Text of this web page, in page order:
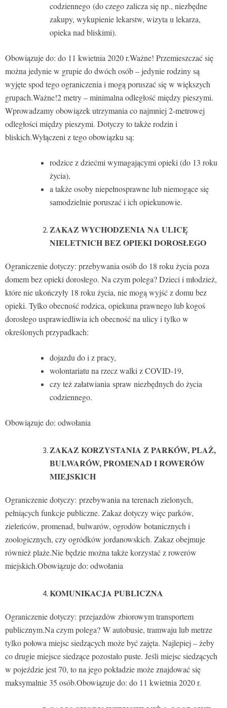
codziennego (do czego zalicza się np., niezbędne
zakupy, wykupienie lekarstw, wizyta u lekarza,
opieka nad bliskimi).
Obowiązuje do: do 11 kwietnia 2020 r.Ważne! Przemieszczać się
można jedynie w grupie do dwóch osób – jedynie rodziny są
wyjęte spod tego ograniczenia i mogą poruszać się w większych
grupach.Ważne!2 metry – minimalna odległość między pieszymi.
Wprowadzamy obowiązek utrzymania co najmniej 2-metrowej
odległości między pieszymi. Dotyczy to także rodzin i
bliskich.Wyłączeni z tego obowiązku są:
rodzice z dziećmi wymagającymi opieki (do 13 roku
życia),
a także osoby niepełnosprawne lub niemogące się
samodzielnie poruszać i ich opiekunowie.
ZAKAZ WYCHODZENIA NA ULICĘ
NIELETNICH BEZ OPIEKI DOROSŁEGO
Ograniczenie dotyczy: przebywania osób do 18 roku życia poza
domem bez opieki dorosłego. Na czym polega? Dzieci i młodzież,
które nie ukończyły 18 roku życia, nie mogą wyjść z domu bez
opieki. Tylko obecność rodzica, opiekuna prawnego lub kogoś
dorosłego usprawiedliwia ich obecność na ulicy i tylko w
określonych przypadkach:
dojazdu do i z pracy,
wolontariatu na rzecz walki z COVID-19,
czy też załatwiania spraw niezbędnych do życia
codziennego.
Obowiązuje do: odwołania
ZAKAZ KORZYSTANIA Z PARKÓW, PLAŻ,
BULWARÓW, PROMENAD I ROWERÓW
MIEJSKICH
Ograniczenie dotyczy: przebywania na terenach zielonych,
pełniących funkcje publiczne. Zakaz dotyczy więc parków,
zieleńców, promenad, bulwarów, ogrodów botanicznych i
zoologicznych, czy ogródków jordanowskich. Zakaz obejmuje
również plaże.Nie będzie można także korzystać z rowerów
miejskich.Obowiązuje do: odwołania
KOMUNIKACJA PUBLICZNA
Ograniczenie dotyczy: przejazdów zbiorowym transportem
publicznym.Na czym polega? W autobusie, tramwaju lub metrze
tylko połowa miejsc siedzących może być zajęta. Najlepiej – żeby
co drugie miejsce siedzące pozostało puste. Jeśli miejsc siedzących
w pojeździe jest 70, to na jego pokładzie może znajdować się
maksymalnie 35 osób.Obowiązuje do: do 11 kwietnia 2020 r.